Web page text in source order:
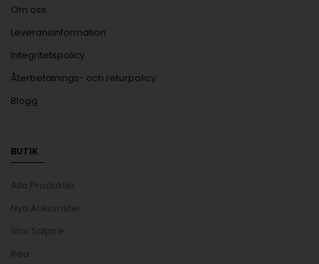
Om oss
Leveransinformation
Integritetspolicy
Återbetalnings- och returpolicy
Blogg
BUTIK
Alla Produkter
Nya Ankomster
Stor Säljare
Rea